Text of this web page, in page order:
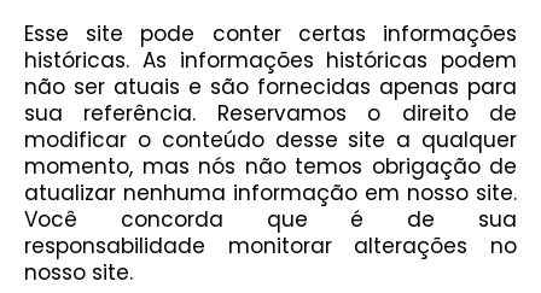
Esse site pode conter certas informações
históricas. As informações históricas podem
não ser atuais e são fornecidas apenas para
sua referência. Reservamos o direito de
modificar o conteúdo desse site a qualquer
momento, mas nós não temos obrigação de
atualizar nenhuma informação em nosso site.
Você concorda que é de sua
responsabilidade monitorar alterações no
nosso site.